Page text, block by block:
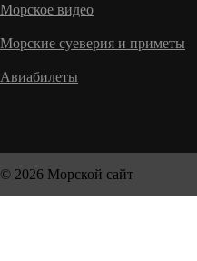
Морское видео
Морские суеверия и приметы
Авиабилеты
© 2026 Морской сайт